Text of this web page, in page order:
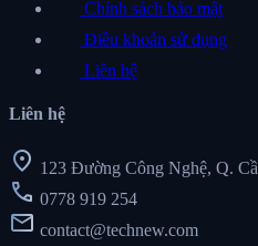
Chính sách bảo mật
Điều khoản sử dụng
Liên hệ
Liên hệ
location_on 123 Đường Công Nghệ, Q.
call 0778 919 254
mail contact@technew.com